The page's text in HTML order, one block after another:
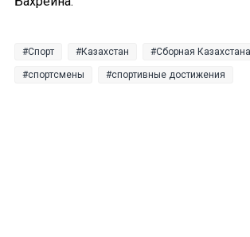
Спорт Казахстан Сборная Казахстана
спортсмены спортивные достижения